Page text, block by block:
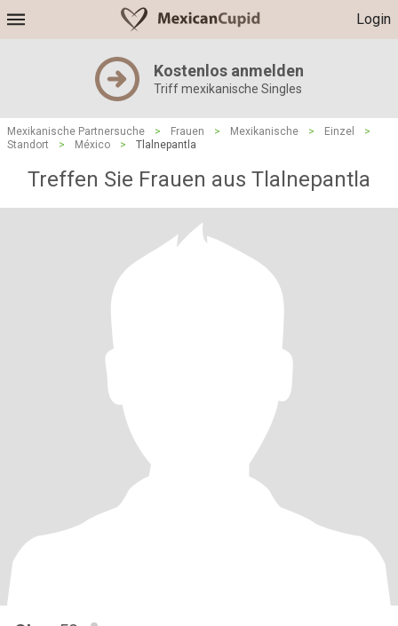
Login
Kostenlos anmelden
Triff mexikanische Singles
Mexikanische Partnersuche > Frauen > Mexikanische > Einzel
>
Standort
> México > Tlalnepantla
Treffen Sie Frauen aus Tlalnepantla